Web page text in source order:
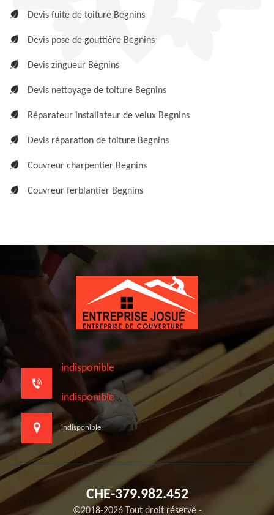
Devis fuite de toiture Begnins
Devis pose de gouttière Begnins
Devis zingueur Begnins
Devis nettoyage de toiture Begnins
Réparateur installateur de velux Begnins
Devis réparation de toiture Begnins
Couvreur charpentier Begnins
Couvreur ferblantier Begnins
indisponible
indisponible
indisponible
CHE-379.982.452
©2018-2026 Tout droit réservé -